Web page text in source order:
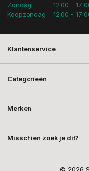
Zondag
Koopzondag
12:00 -
12:00 -
Klantenservice
Categorieën
Merken
Misschien zoek je dit?
© 2026